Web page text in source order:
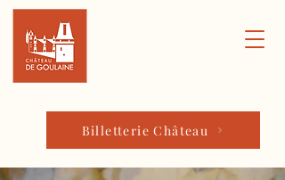
Billetterie Château